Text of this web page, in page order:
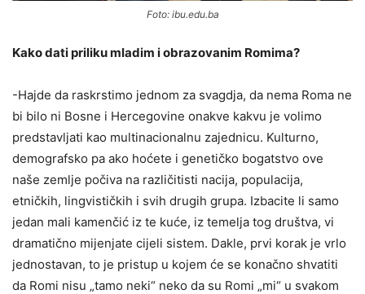
Foto: ibu.edu.ba
Kako dati priliku mladim i obrazovanim Romima?
-Hajde da raskrstimo jednom za svagdja, da nema Roma ne
bi bilo ni Bosne i Hercegovine onakve kakvu je volimo
predstavljati kao multinacionalnu zajednicu. Kulturno,
demografsko pa ako hoćete i genetičko bogatstvo ove
naše zemlje počiva na različitisti nacija, populacija,
etničkih, lingvističkih i svih drugih grupa. Izbacite li samo
jedan mali kamenčić iz te kuće, iz temelja tog društva, vi
dramatično mijenjate cijeli sistem. Dakle, prvi korak je vrlo
jednostavan, to je pristup u kojem će se konačno shvatiti
da Romi nisu „tamo neki“ neko da su Romi „mi“ u svakom